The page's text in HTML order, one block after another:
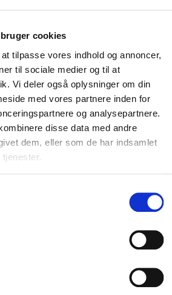
cookies
tilpasse vores indhold og annoncer,
til sociale medier og til at
Vi deler også oplysninger om din
med vores partnere inden for
og analysepartnere.
disse data med andre
dem, eller som de har indsamlet
Flere varianter